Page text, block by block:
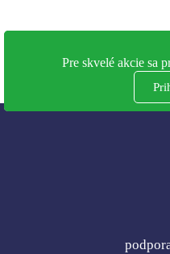
Pre skvelé akcie sa